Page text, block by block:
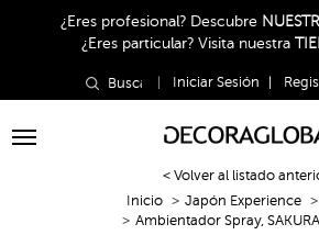
¿Eres profesional? Descubre
¿Eres particular? Visita nuestra
Iniciar Sesión
Toggle
< Volver al listado
Inicio
Japón Experience
Ambientador Spray,